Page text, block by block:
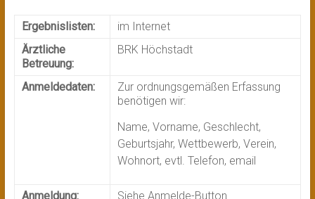
Ergebnislisten:
im Internet
Ärztliche
Betreuung:
BRK Höchstadt
Anmeldedaten:
Zur ordnungsgemäßen Erfassung
benötigen wir:
Name, Vorname, Geschlecht,
Geburtsjahr, Wettbewerb, Verein,
Wohnort, evtl. Telefon, email
Anmeldung:
Siehe Anmelde-Button